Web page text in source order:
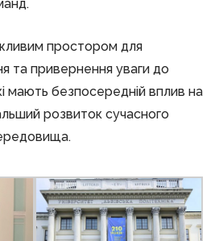
простором для
та привернення уваги до
мають безпосередній вплив на
розвиток сучасного